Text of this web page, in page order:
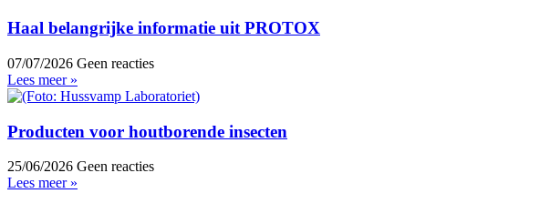
Haal belangrijke informatie uit PROTOX
07/07/2026 Geen reacties
Lees meer »
Producten voor houtborende insecten
25/06/2026 Geen reacties
Lees meer »